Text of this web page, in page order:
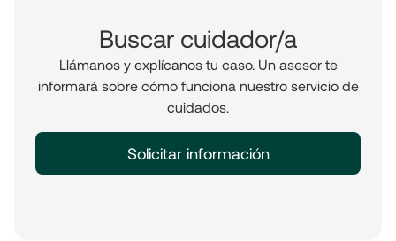
Buscar cuidador/a
Llámanos y explícanos tu caso. Un asesor te
informará sobre cómo funciona nuestro servicio de
cuidados.
Solicitar información